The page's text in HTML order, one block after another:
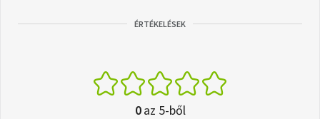
ÉRTÉKELÉSEK
0az 5-ből